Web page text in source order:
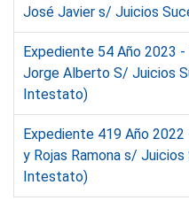
José Javier s/ Juicios
Expediente 54 Año 2023 -
Jorge Alberto S/ Juicios
Intestato)
Expediente 419 Año 2022
y Rojas Ramona s/
Intestato)